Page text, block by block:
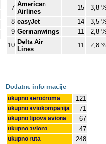
7 American
Airlines
15
3,8
8 easyJet 14
3,5
9 Germanwings 11
2,8
10 Delta Air
Lines
11 2,8
Dodatne informacije
ukupno aerodroma 121
ukupno aviokompanija 71
ukupno tipova aviona 67
ukupno aviona 47
ukupno ruta 248